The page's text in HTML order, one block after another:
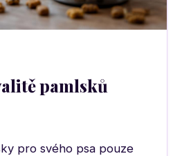
pamlsků
pro svého psa pouze